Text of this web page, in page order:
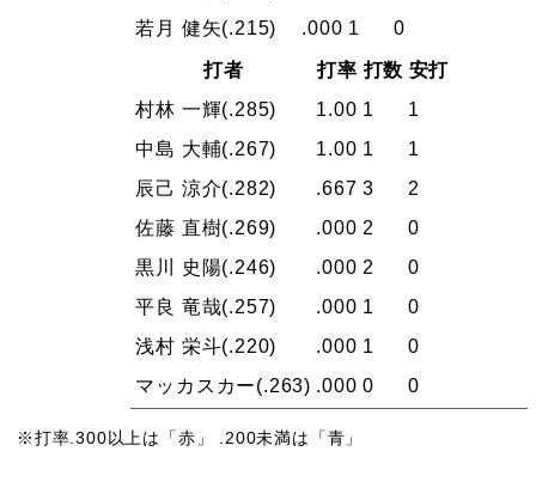
若月 健矢(.215) .000 1 0
打者 打率 打数 安打
村林 一輝(.285) 1.00 1
1
中島 大輔(.267) 1.00 1
1
辰己 涼介(.282) .667 3
2
佐藤 直樹(.269) .000 2
0
黒川 史陽(.246) .000 2
0
平良 竜哉(.257) .000 1
0
浅村 栄斗(.220) .000 1
0
マッカスカー(.263) .000 0 0
※打率.300以上は「赤」 .200未満は「青」